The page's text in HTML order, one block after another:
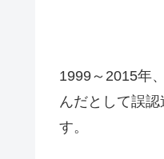
1999～2015年
んだとして誤
す。